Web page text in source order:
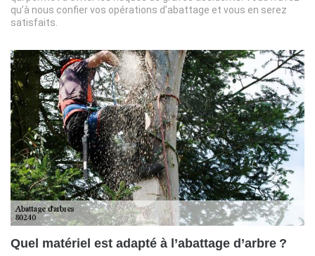
qu’à nous confier vos opérations d’abattage et vous en serez
satisfaits.
Quel matériel est adapté à l’abattage d’arbre ?